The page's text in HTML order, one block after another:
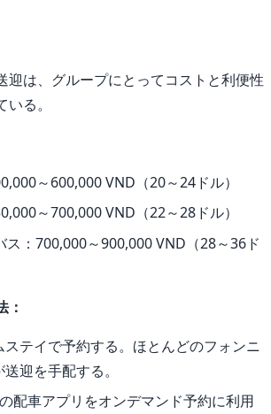
迎は、グループにとってコストと利便性
る。
～600,000 VND（20～24ドル）
～700,000 VND（22～28ドル）
ス：700,000～900,000 VND（28～36ド
：
テイで予約する。ほとんどのフォンニ
迎を手配する。
配車アプリをオンデマンド予約に利用